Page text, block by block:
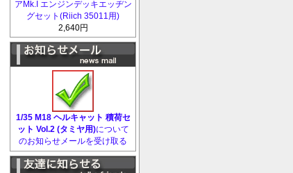
アMk.I エンジンデッキエッヂン
グセット(Riich 35011用)
2,640円
1/35 M18 ヘルキャット 積荷セ
ット Vol.2 (タミヤ用)について
のお知らせメールを受け取る